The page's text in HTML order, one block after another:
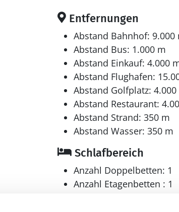
Entfernungen
Abstand Bahnhof: 9.000
Abstand Bus: 1.000 m
Abstand Einkauf: 4.000
Abstand Flughafen:
Abstand Golfplatz: 4.000
Abstand Restaurant:
Abstand Strand: 350 m
Abstand Wasser: 350 m
Schlafbereich
Anzahl Doppelbetten: 1
Anzahl Etagenbetten : 1